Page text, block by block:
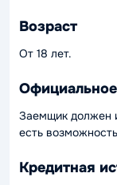
Возраст
От 18 лет.
Заемщик должен
есть
Кредитная